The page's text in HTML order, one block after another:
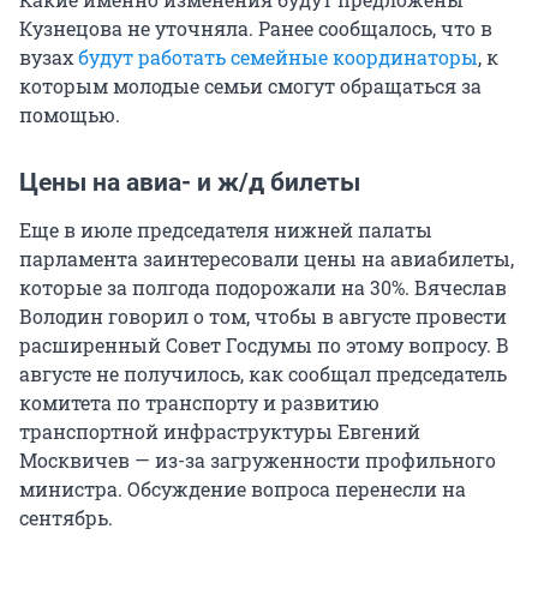
Кузнецова не уточняла. Ранее сообщалось, что в
вузахбудут работать семейные координаторы, к
которым молодые семьи смогут обращаться за
помощью.
Цены на авиа- и ж/д билеты
Еще в июле председателя нижней палаты
парламента заинтересовали цены на авиабилеты,
которые за полгода подорожали на 30%. Вячеслав
Володин говорил о том, чтобы в августе провести
расширенный Совет Госдумы по этому вопросу. В
августе не получилось, как сообщал председатель
комитета по транспорту и развитию
транспортной инфраструктуры Евгений
Москвичев — из-за загруженности профильного
министра. Обсуждение вопроса перенесли на
сентябрь.